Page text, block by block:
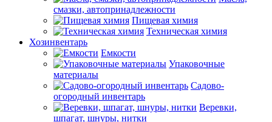
смазки, автопринадлежности
Пищевая химия
Техническая химия
Хозинвентарь
Емкости
Упаковочные
материалы
Садово-
огородный инвентарь
Веревки,
шпагат, шнуры, нитки